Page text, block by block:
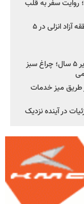
روایت سفر به قلب
استاندار گیلان: تردد خودروهای پلاک منطقه آزاد انزلی در ۵
صدور مجوز واردات اتوبوس‌های کارکرده زیر ۵ سال؛ چراغ سبز
طریق میز خدمات
در آینده نزدیک